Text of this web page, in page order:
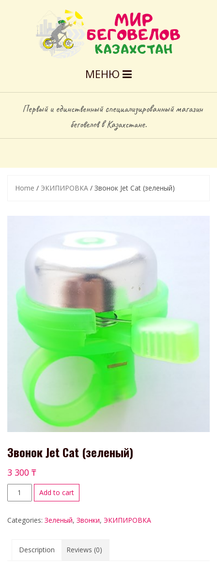
МЕНЮ
Первый и единственный специализированный магазин
беговелов в Казахстане.
Home / ЭКИПИРОВКА / Звонок Jet Cat (зеленый)
Звонок Jet Cat (зеленый)
3 300 ₸
Add to cart
Categories: Зеленый, Звонки, ЭКИПИРОВКА
Description Reviews (0)